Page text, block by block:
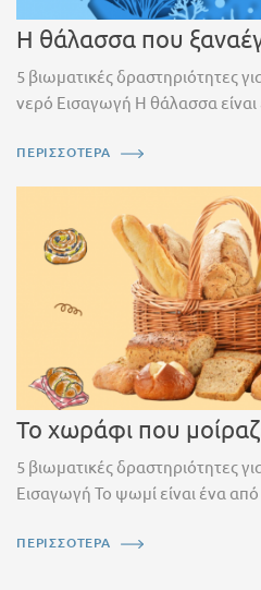
Η θάλασσα που
5 βιωματικές δραστηριότητες
νερό Εισαγωγή Η θάλασσα είναι
ΠΕΡΙΣΣΟΤΕΡΑ
Το χωράφι που
5 βιωματικές δραστηριότητες
Εισαγωγή Το ψωμί είναι ένα
ΠΕΡΙΣΣΟΤΕΡΑ